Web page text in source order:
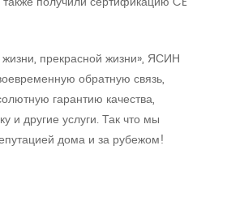
прекрасной жизни», ЯСИН
обратную связь,
гарантию качества,
и другие услуги. Так что мы
дома и за рубежом!